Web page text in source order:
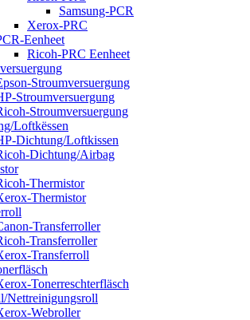
Samsung-PCR
Xerox-PRC
Eenheet
Ricoh-PRC Eenheet
Stroumversuergung
Stroumversuergung
Stroumversuergung
Loftkëssen
Dichtung/Loftkissen
Dichtung/Airbag
Thermistor
Thermistor
Transferroller
Transferroller
Transferroll
Tonerreschterfläsch
Nettreinigungsroll
Webroller